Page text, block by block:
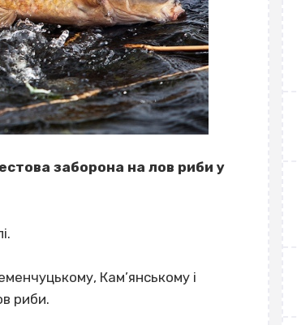
заборона на лов риби у
Кам’янському і
риби.